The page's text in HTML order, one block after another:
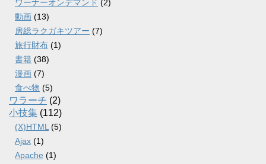
ワーナーオンデマンド (2)
動画 (13)
房総ラクガキツアー (7)
旅行財布 (1)
書籍 (38)
漫画 (7)
食べ物 (5)
ワラーチ (2)
小技集 (112)
(X)HTML (5)
Ajax (1)
Apache (1)